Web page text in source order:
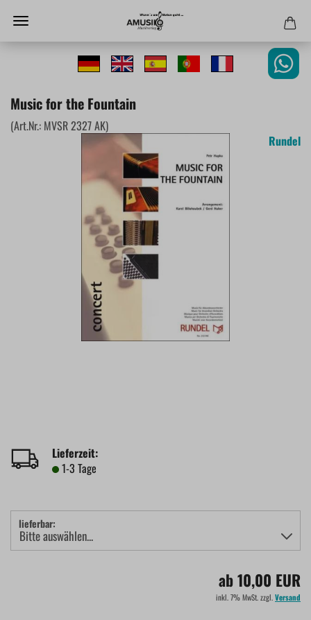
Music for the Fountain
(Art.Nr.: MVSR 2327 AK)
Rundel
Lieferzeit:
1-3 Tage
lieferbar:
ab 10,00 EUR
inkl. 7% MwSt. zzgl.Versand